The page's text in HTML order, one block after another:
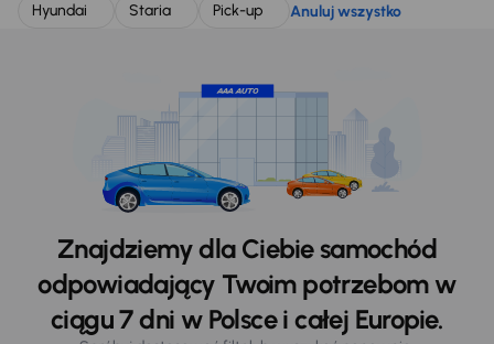
Hyundai
Staria Pick-up Anuluj wszystko
Znajdziemy dla Ciebie samochód
odpowiadający Twoim potrzebom w
ciągu 7 dni w Polsce i całej Europie.